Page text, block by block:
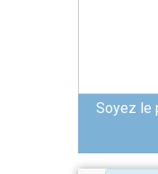
Soyez le